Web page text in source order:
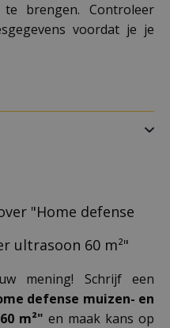
brengen. Controleer
voordat je je
"Home defense
ultrasoon 60 m²"
mening! Schrijf een
defense muizen- en
m²" en maak kans op